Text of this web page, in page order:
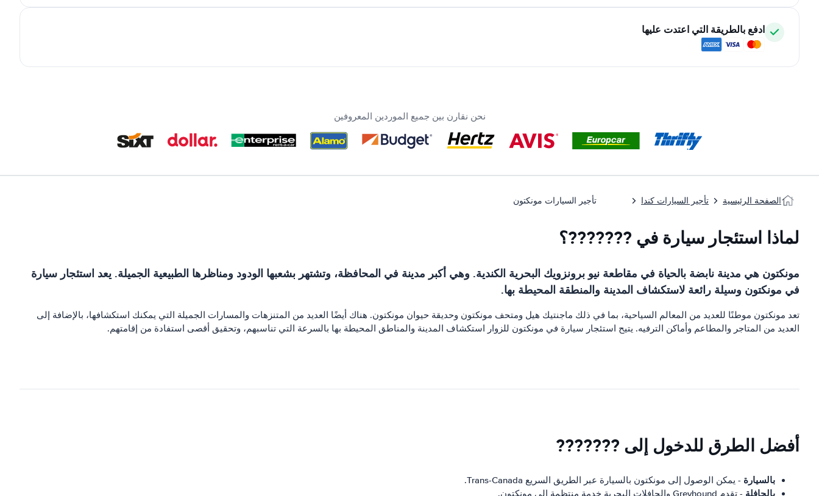
ادفع بالطريقة التي اعتدت عليها
نحن نقارن بين جميع الموردين المعروفين
الصفحة الرئيسية تأجير السيارات كندا تأجير السيارات مونكتون
لماذا استئجار سيارة في ???????؟
مونكتون هي مدينة نابضة بالحياة في مقاطعة نيو برونزويك البحرية الكندية. وهي أكبر مدينة في المحافظة، وتشتهر بشعبها الودود ومناظرها الطبيعية الجميلة. يعد استئجار سيارة
في مونكتون وسيلة رائعة لاستكشاف المدينة والمنطقة المحيطة بها.
تعد مونكتون موطنًا للعديد من المعالم السياحية، بما في ذلك ماجنتيك هيل ومتحف مونكتون وحديقة حيوان مونكتون. هناك أيضًا العديد من المتنزهات والمسارات الجميلة التي يمكنك استكشافها، بالإضافة إلى
العديد من المتاجر والمطاعم وأماكن الترفيه. يتيح استئجار سيارة في مونكتون للزوار استكشاف المدينة والمناطق المحيطة بها بالسرعة التي تناسبهم، وتحقيق أقصى استفادة من إقامتهم.
أفضل الطرق للدخول إلى ???????
بالسيارة - يمكن الوصول إلى مونكتون بالسيارة عبر الطريق السريع Trans-Canada.
- تقدم Greyhound والحافلات البحرية خدمة منتظمة إلى مونكتون.